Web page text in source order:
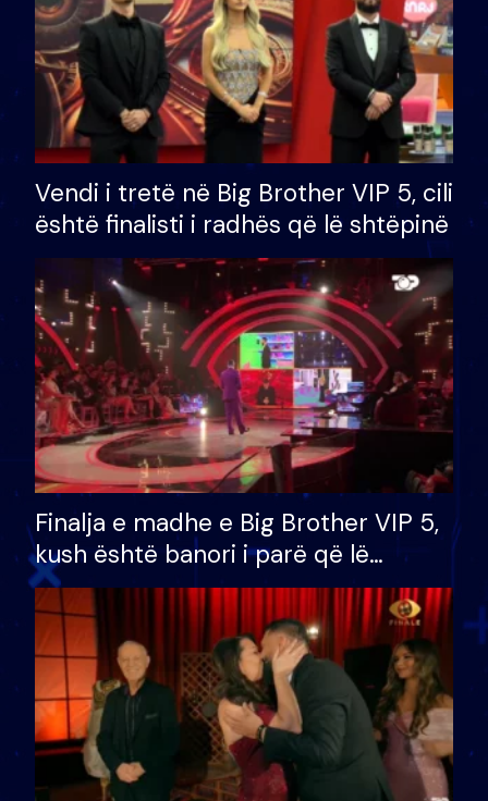
Vendi i tretë në Big Brother VIP 5, cili
është finalisti i radhës që lë shtëpinë
Finalja e madhe e Big Brother VIP 5,
kush është banori i parë që lë
shtëpinë dhe humb mundësinë për
të fituar çmimin e madh